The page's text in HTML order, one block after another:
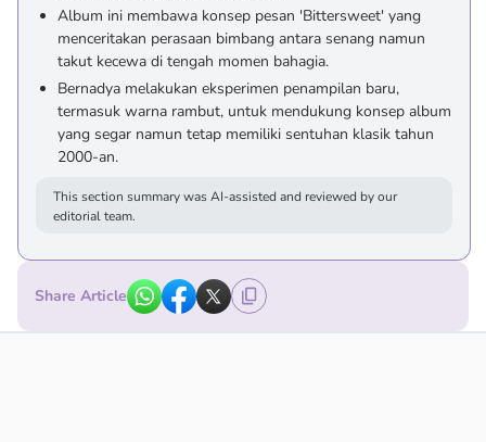
Album ini membawa konsep pesan 'Bittersweet' yang
menceritakan perasaan bimbang antara senang namun
takut kecewa di tengah momen bahagia.
Bernadya melakukan eksperimen penampilan baru,
termasuk warna rambut, untuk mendukung konsep album
yang segar namun tetap memiliki sentuhan klasik tahun
2000-an.
This section summary was AI-assisted and reviewed by our
editorial team.
Share Article